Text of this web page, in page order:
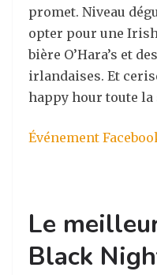
promet. Niveau
opter pour une
bière O’Hara’s et
irlandaises. Et
happy hour toute la
Événement
Le
Black